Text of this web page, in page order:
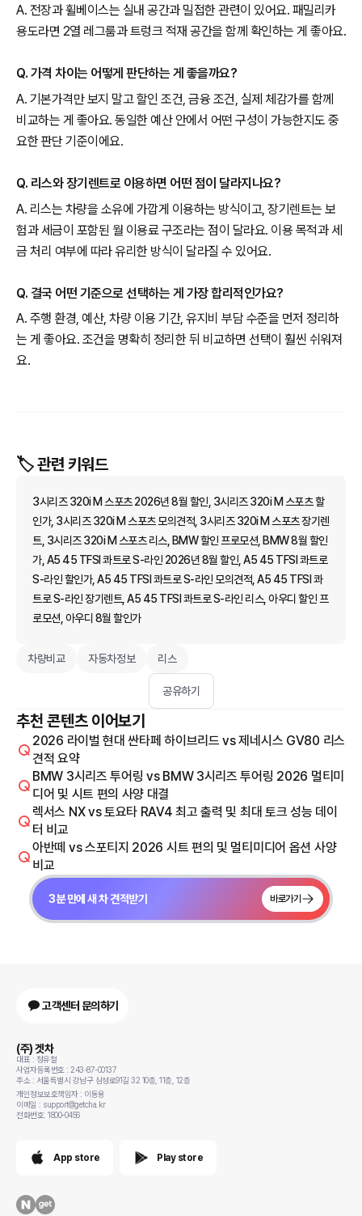
A. 전장과 휠베이스는 실내 공간과 밀접한 관련이 있어요. 패밀리카
용도라면 2열 레그룸과 트렁크 적재 공간을 함께 확인하는 게 좋아요.
Q. 가격 차이는 어떻게 판단하는 게 좋을까요?
A. 기본가격만 보지 말고 할인 조건, 금융 조건, 실제 체감가를 함께
비교하는 게 좋아요. 동일한 예산 안에서 어떤 구성이 가능한지도 중
요한 판단 기준이에요.
Q. 리스와 장기렌트로 이용하면 어떤 점이 달라지나요?
A. 리스는 차량을 소유에 가깝게 이용하는 방식이고, 장기렌트는 보
험과 세금이 포함된 월 이용료 구조라는 점이 달라요. 이용 목적과 세
금 처리 여부에 따라 유리한 방식이 달라질 수 있어요.
Q. 결국 어떤 기준으로 선택하는 게 가장 합리적인가요?
A. 주행 환경, 예산, 차량 이용 기간, 유지비 부담 수준을 먼저 정리하
는 게 좋아요. 조건을 명확히 정리한 뒤 비교하면 선택이 훨씬 쉬워져
요.
🏷️ 관련 키워드
3시리즈 320i M 스포츠 2026년 8월 할인, 3시리즈 320i M 스포츠 할
인가, 3시리즈 320i M 스포츠 모의견적, 3시리즈 320i M 스포츠 장기렌
트, 3시리즈 320i M 스포츠 리스, BMW 할인 프로모션, BMW 8월 할인
가, A5 45 TFSI 콰트로 S-라인 2026년 8월 할인, A5 45 TFSI 콰트로
S-라인 할인가, A5 45 TFSI 콰트로 S-라인 모의견적, A5 45 TFSI 콰
트로 S-라인 장기렌트, A5 45 TFSI 콰트로 S-라인 리스, 아우디 할인 프
로모션, 아우디 8월 할인가
차량비교 자동차정보 리스
공유하기
추천 콘텐츠 이어보기
2026 라이벌 현대 싼타페 하이브리드 vs 제네시스 GV80 리스
견적 요약
BMW 3시리즈 투어링 vs BMW 3시리즈 투어링 2026 멀티미
디어 및 시트 편의 사양 대결
렉서스 NX vs 토요타 RAV4 최고 출력 및 최대 토크 성능 데이
터 비교
아반떼 vs 스포티지 2026 시트 편의 및 멀티미디어 옵션 사양
비교
3분 만에 새 차 견적받기 바로가기
고객센터 문의하기
(주) 겟차
대표 : 정유철
사업자등록번호 : 243-87-00137
주소 : 서울특별시 강남구 삼성로91길 32 10층, 11층, 12층
개인정보보호책임자 : 이동용
이메일 : support@getcha.kr
전화번호: 1800-0456
App store Play store